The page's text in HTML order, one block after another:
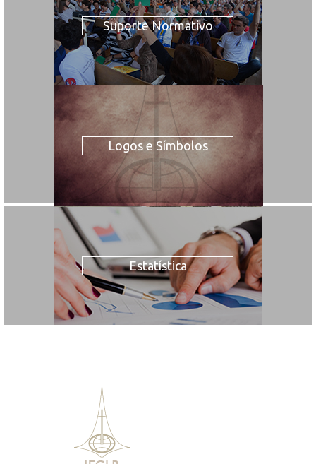
Suporte Normativo
Logos e Símbolos
Estatística